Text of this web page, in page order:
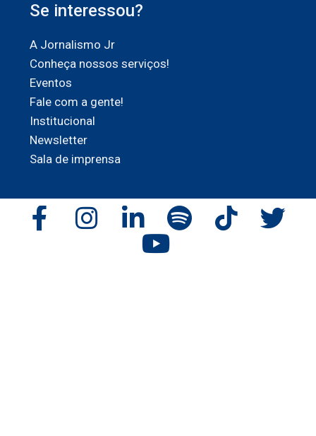
Se interessou?
A Jornalismo Jr
Conheça nossos serviços!
Eventos
Fale com a gente!
Institucional
Newsletter
Sala de imprensa